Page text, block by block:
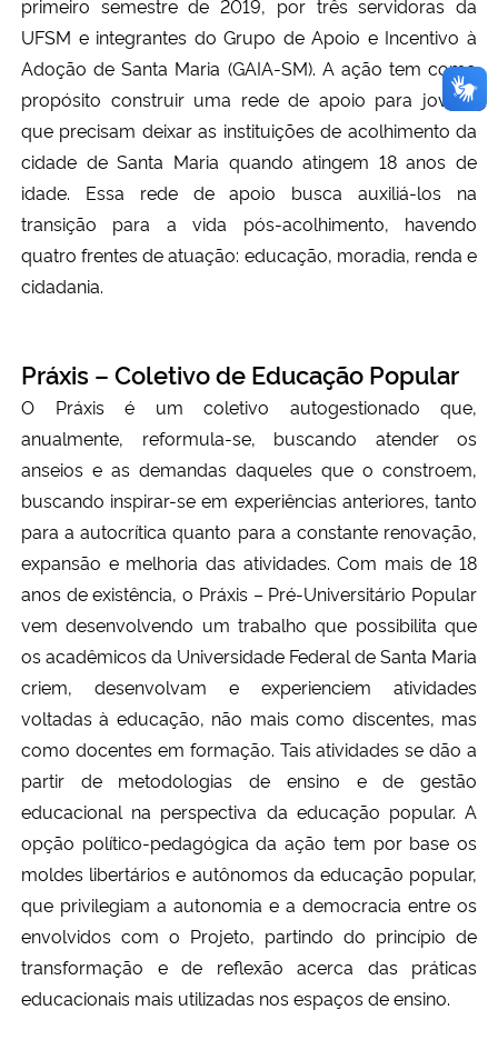
primeiro semestre de 2019, por três servidoras da
UFSM e integrantes do Grupo de Apoio e Incentivo à
Adoção de Santa Maria (GAIA-SM). A ação tem como
propósito construir uma rede de apoio para jovens
que precisam deixar as instituições de acolhimento da
cidade de Santa Maria quando atingem 18 anos de
idade. Essa rede de apoio busca auxiliá-los na
transição para a vida pós-acolhimento, havendo
quatro frentes de atuação: educação, moradia, renda e
cidadania.
Práxis – Coletivo de Educação Popular
O Práxis é um coletivo autogestionado que,
anualmente, reformula-se, buscando atender os
anseios e as demandas daqueles que o constroem,
buscando inspirar-se em experiências anteriores, tanto
para a autocrítica quanto para a constante renovação,
expansão e melhoria das atividades. Com mais de 18
anos de existência, o Práxis – Pré-Universitário Popular
vem desenvolvendo um trabalho que possibilita que
os acadêmicos da Universidade Federal de Santa Maria
criem, desenvolvam e experienciem atividades
voltadas à educação, não mais como discentes, mas
como docentes em formação. Tais atividades se dão a
partir de metodologias de ensino e de gestão
educacional na perspectiva da educação popular. A
opção político-pedagógica da ação tem por base os
moldes libertários e autônomos da educação popular,
que privilegiam a autonomia e a democracia entre os
envolvidos com o Projeto, partindo do princípio de
transformação e de reflexão acerca das práticas
educacionais mais utilizadas nos espaços de ensino.